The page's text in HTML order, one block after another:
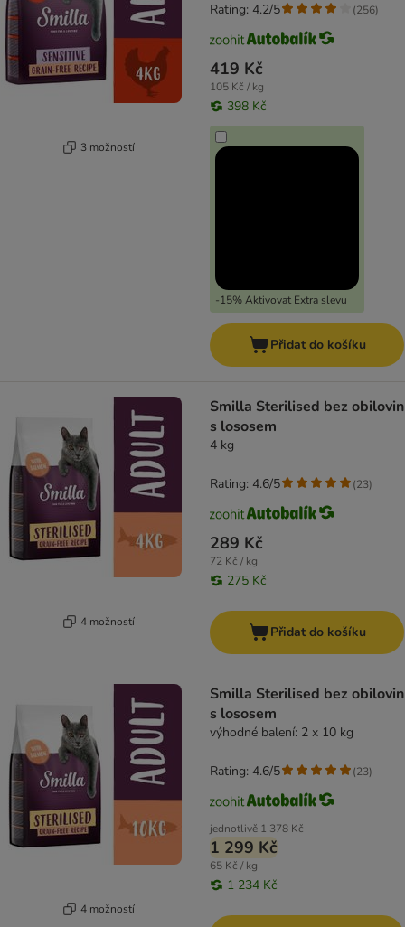
3 možností
419 Kč
105 Kč / kg
398 Kč
-15% Aktivovat Extra slevu
Rating: 4.2/5 (256)
Přidat do košíku
4 možností
Smilla Sterilised bez obilovin
s lososem
4 kg
289 Kč
72 Kč / kg
275 Kč
Rating: 4.6/5 (23)
Přidat do košíku
4 možností
Smilla Sterilised bez obilovin
s lososem
výhodné balení: 2 x 10 kg
jednotlivě 1 378 Kč
1 299 Kč
65 Kč / kg
1 234 Kč
Rating: 4.6/5 (23)